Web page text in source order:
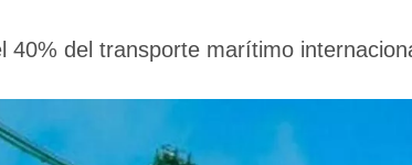
40% del transporte marítimo